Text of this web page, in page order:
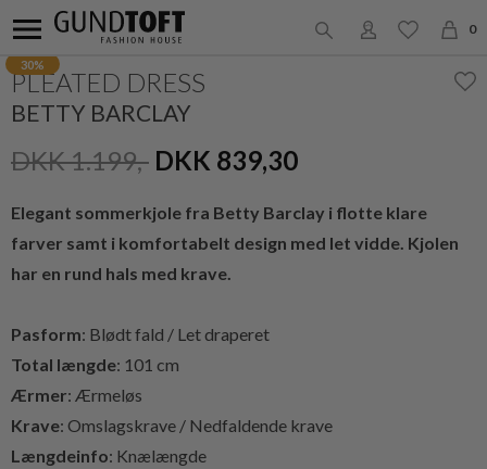
0
30%
PLEATED DRESS
BETTY BARCLAY
DKK 1.199,- DKK 839,30
Elegant sommerkjole fra Betty Barclay i flotte klare
farver samt i komfortabelt design med let vidde. Kjolen
har en rund hals med krave.
Pasform: Blødt fald / Let draperet
Total længde: 101 cm
Ærmer: Ærmeløs
Krave: Omslagskrave / Nedfaldende krave
Længdeinfo: Knælængde